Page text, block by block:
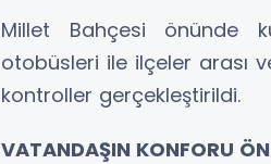
Millet Bahçesi önünde
otobüsleri ile ilçeler arası
kontroller gerçekleştirildi.
VATANDAŞIN KONFORU